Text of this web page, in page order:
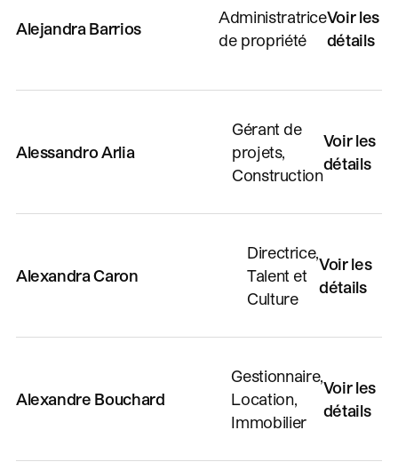
Alejandra Barrios
Administratrice
de propriété
Voir les
détails
Alessandro Arlia
Gérant de
projets,
Construction
Voir les
détails
Alexandra Caron
Directrice,
Talent et
Culture
Voir les
détails
Alexandre Bouchard
Gestionnaire,
Location,
Immobilier
Voir les
détails